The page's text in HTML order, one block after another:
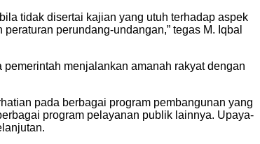
tidak disertai kajian yang utuh terhadap aspek
perundang-undangan,” tegas M. Iqbal
menjalankan amanah rakyat dengan
pada berbagai program pembangunan yang
program pelayanan publik lainnya. Upaya-